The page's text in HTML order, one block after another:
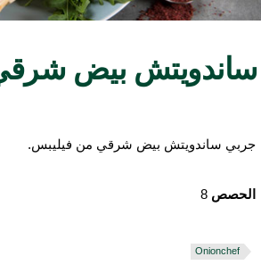
بيض شرقي
ساندويتش بيض شرقي من فيليبس.
8
Onionchef